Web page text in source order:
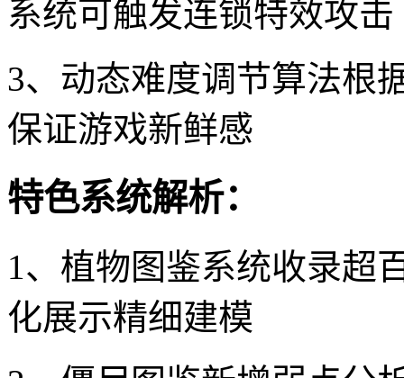
系统可触发连锁特效攻击
3、动态难度调节算法根
保证游戏新鲜感
特色系统解析：
1、植物图鉴系统收录超
化展示精细建模